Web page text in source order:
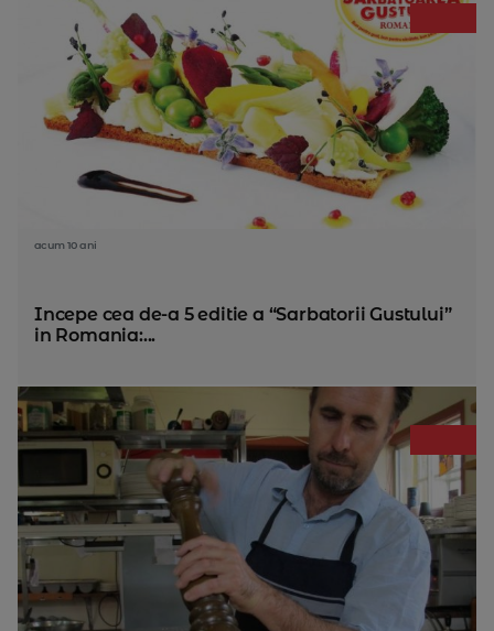
acum 10 ani
Incepe cea de-a 5 editie a “Sarbatorii Gustului”
in Romania:...